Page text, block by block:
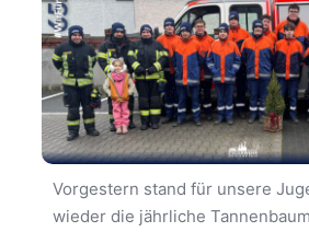
Vorgestern stand für unsere
wieder die jährliche